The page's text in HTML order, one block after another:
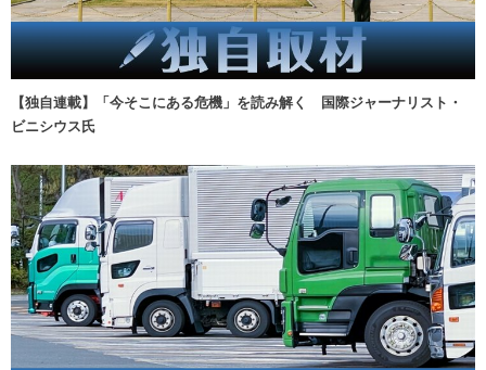
【独自連載】「今そこにある危機」を読み解く 国際ジャーナリスト・
ビニシウス氏